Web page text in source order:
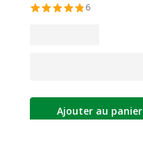
6
Ajouter au panier